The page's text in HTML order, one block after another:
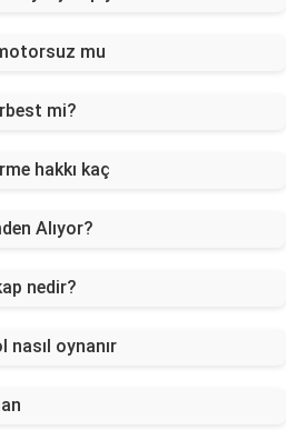
mu
mi?
hakkı kaç
Alıyor?
nedir?
nasıl oynanır